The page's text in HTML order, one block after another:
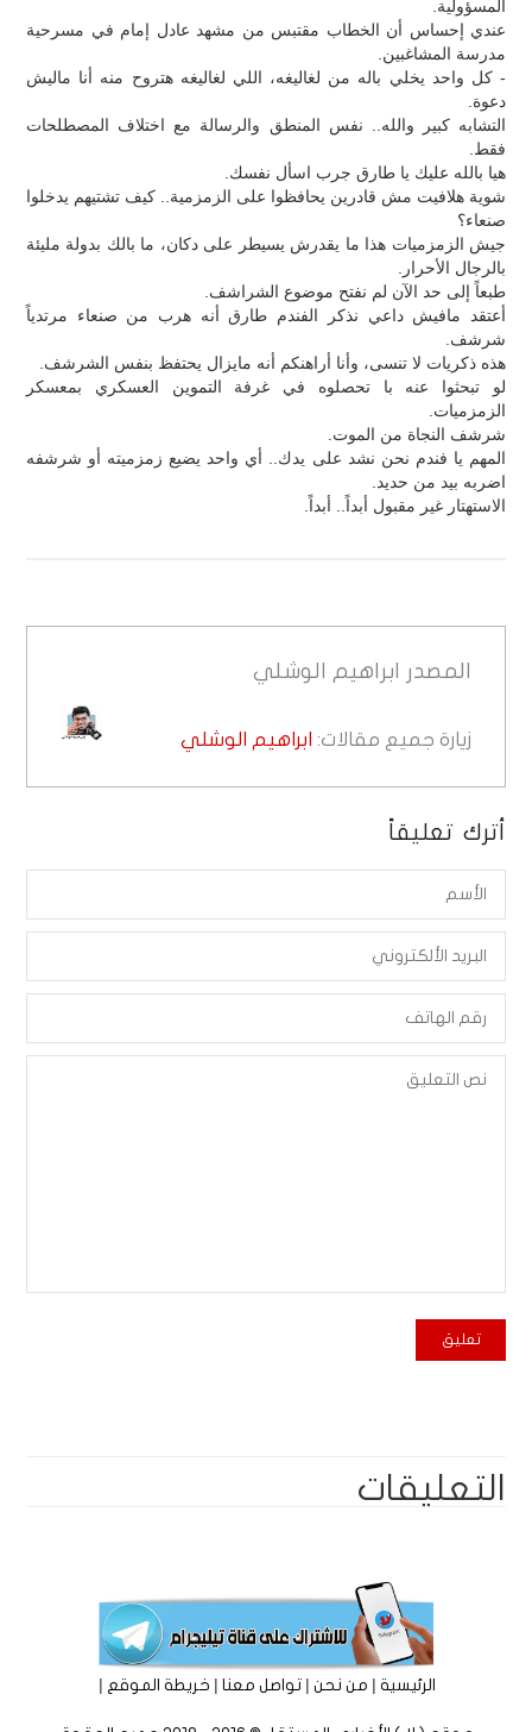
المسؤولية.
عندي إحساس أن الخطاب مقتبس من مشهد عادل إمام في مسرحية
مدرسة المشاغبين.
- كل واحد يخلي باله من لغاليغه، اللي لغاليغه هتروح منه أنا ماليش
دعوة.
التشابه كبير والله.. نفس المنطق والرسالة مع اختلاف المصطلحات
فقط.
هيا بالله عليك يا طارق جرب اسأل نفسك.
شوية هلافيت مش قادرين يحافظوا على الزمزمية.. كيف تشتيهم يدخلوا
صنعاء؟
جيش الزمزميات هذا ما يقدرش يسيطر على دكان، ما بالك بدولة مليئة
بالرجال الأحرار.
طبعاً إلى حد الآن لم نفتح موضوع الشراشف.
أعتقد مافيش داعي نذكر الفندم طارق أنه هرب من صنعاء مرتدياً
شرشف.
هذه ذكريات لا تنسى، وأنا أراهنكم أنه مايزال يحتفظ بنفس الشرشف.
لو تبحثوا عنه با تحصلوه في غرفة التموين العسكري بمعسكر
الزمزميات.
شرشف النجاة من الموت.
المهم يا فندم نحن نشد على يدك.. أي واحد يضيع زمزميته أو شرشفه
اضربه بيد من حديد.
الاستهتار غير مقبول أبداً.. أبداً.
المصدر ابراهيم الوشلي
زيارة جميع مقالات: ابراهيم الوشلي
أترك تعليقاً
التعليقات
الرئيسية|من نحن|تواصل معنا|خريطة الموقع |